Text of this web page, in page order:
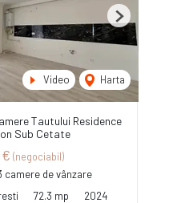
Video Harta
Next
Tautului Residence
Sub Cetate
€ (negociabil)
camere de vânzare
72.3 mp 2024